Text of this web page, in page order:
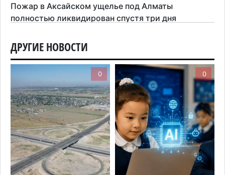
Пожар в Аксайском ущелье под Алматы
полностью ликвидирован спустя три дня
Минэкологии опровергло фото тигра возле села
в Алматинской области
183
Казахстан стал лидером Центральной Азии в
мировом рейтинге благополучия
5 августа 2026 г. 13:55 243
Казахстан может начать выпуск экологичного
топлива для самолетов: пилотный проект
запустят в Алатау
ДРУГИЕ НОВОСТИ
0 0